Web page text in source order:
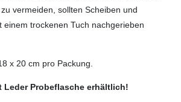
vermeiden, sollten Scheiben und
einem trockenen Tuch nachgerieben
x 20 cm pro Packung.
Leder Probeflasche erhältlich!